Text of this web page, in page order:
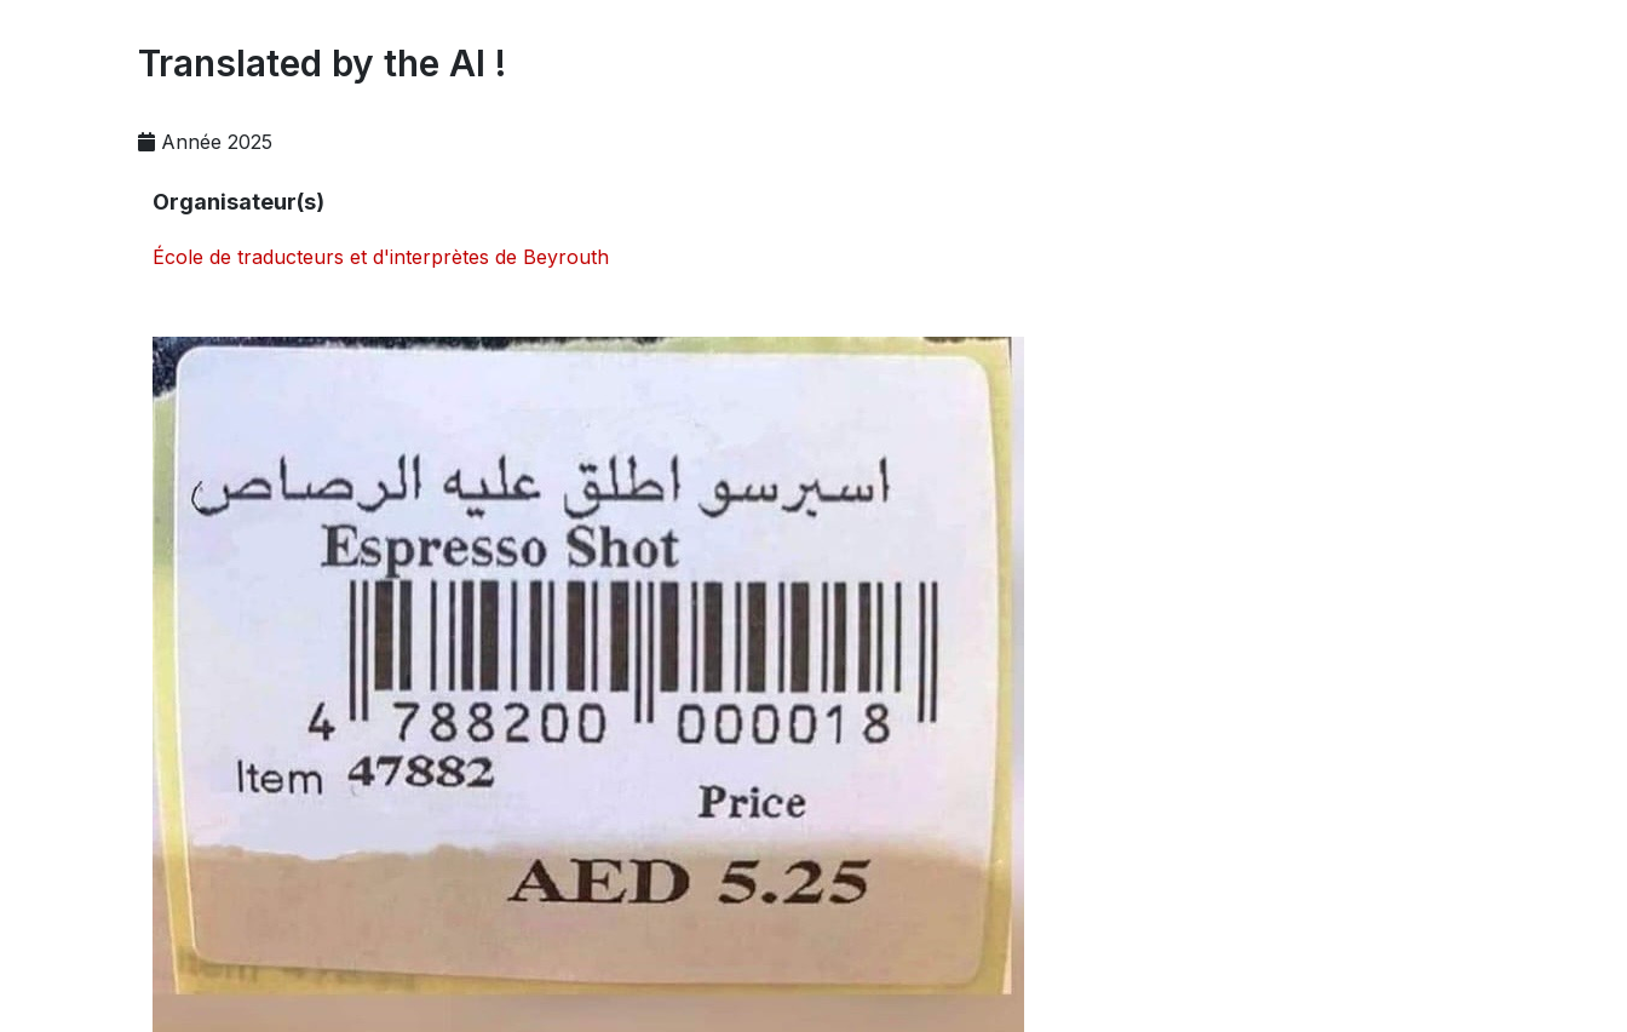
Translated by the AI !
Année 2025
Organisateur(s)
École de traducteurs et d'interprètes de Beyrouth